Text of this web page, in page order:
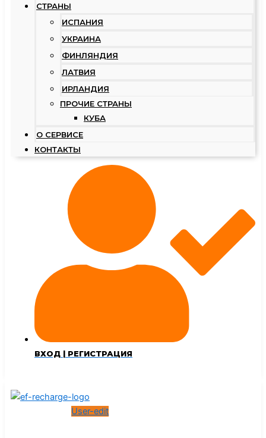
СТРАНЫ
ИСПАНИЯ
УКРАИНА
ФИНЛЯНДИЯ
ЛАТВИЯ
ИРЛАНДИЯ
ПРОЧИЕ СТРАНЫ
КУБА
О СЕРВИСЕ
КОНТАКТЫ
ВХОД | РЕГИСТРАЦИЯ
User-edit